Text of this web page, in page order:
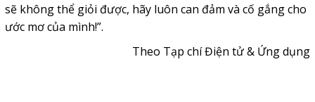
sẽ không thể giỏi được, hãy luôn can đảm và cố gắng cho
ước mơ của mình!”.
Theo Tạp chí Điện tử & Ứng dụng